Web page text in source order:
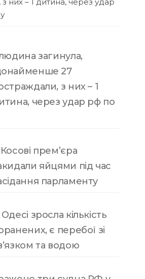
загинула,
27
з них – 1
через удар рф по
прем’єра
яйцями під час
парламенту
зросла кількість
є перебої зі
та водою